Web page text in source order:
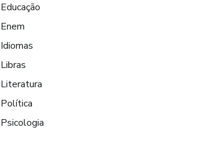
Educação
Enem
Idiomas
Libras
Literatura
Política
Psicologia